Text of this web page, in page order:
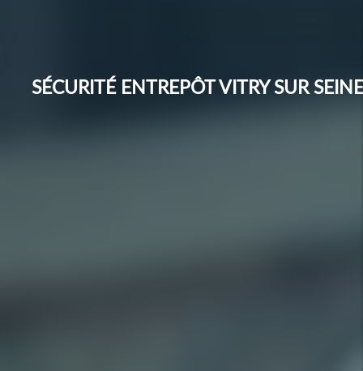
SÉCURITÉ ENTREPÔT VITRY SUR SEINE